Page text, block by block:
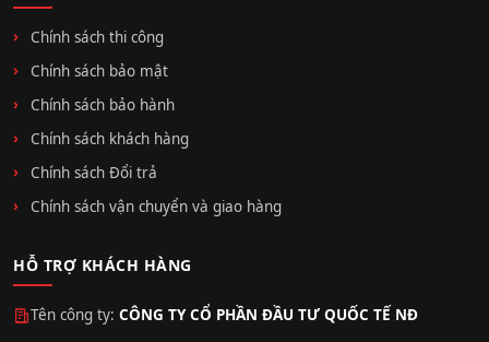
Chính sách thi công
Chính sách bảo mật
Chính sách bảo hành
Chính sách khách hàng
Chính sách Đổi trả
Chính sách vận chuyển và giao hàng
HỖ TRỢ KHÁCH HÀNG
Tên công ty: CÔNG TY CỔ PHẦN ĐẦU TƯ QUỐC TẾ NĐ